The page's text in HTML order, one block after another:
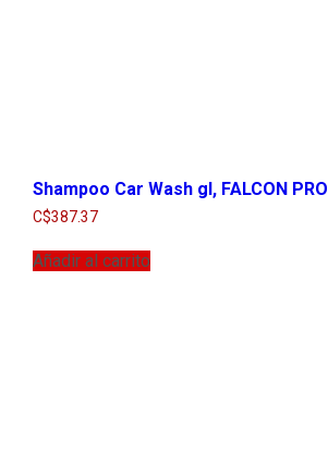
Shampoo Car Wash gl, FALCON PRO
C$387.37
Añadir al carrito